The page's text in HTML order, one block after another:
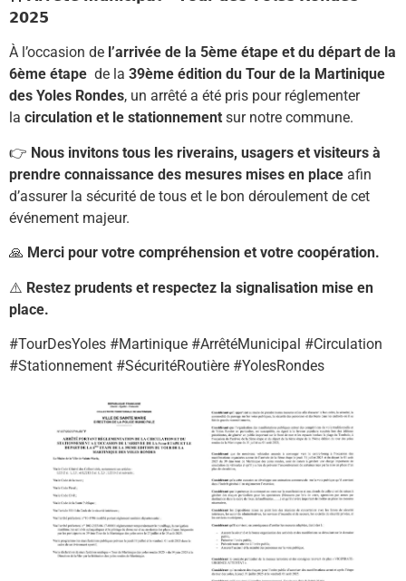
𝟮𝟬𝟮𝟱
À l’occasion de l’arrivée de la 5ème étape et du départ de la
6ème étape de la 39ème édition du Tour de la Martinique
des Yoles Rondes, un arrêté a été pris pour réglementer
la circulation et le stationnement sur notre commune.
👉 Nous invitons tous les riverains, usagers et visiteurs à
prendre connaissance des mesures mises en place afin
d’assurer la sécurité de tous et le bon déroulement de cet
événement majeur.
🙏 Merci pour votre compréhension et votre coopération.
⚠️ Restez prudents et respectez la signalisation mise en
place.
#TourDesYoles #Martinique #ArrêtéMunicipal #Circulation
#Stationnement #SécuritéRoutière #YolesRondes